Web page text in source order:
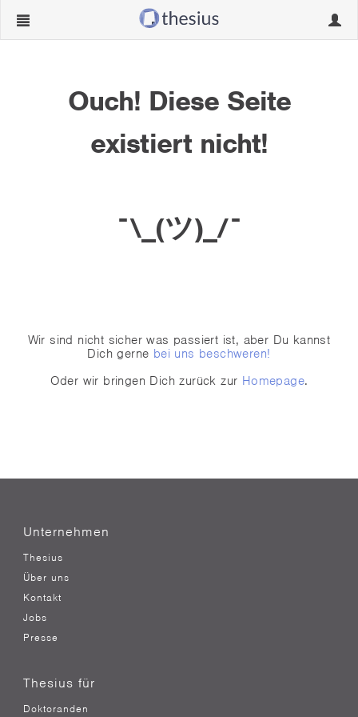
Navigation
Ouch! Diese Seite
existiert nicht!
¯\_(ツ)_/¯
Wir sind nicht sicher was passiert ist, aber Du kannst
Dich gerne bei uns beschweren!
Oder wir bringen Dich zurück zur Homepage.
Unternehmen
Thesius
Über uns
Kontakt
Jobs
Presse
Thesius für
Doktoranden